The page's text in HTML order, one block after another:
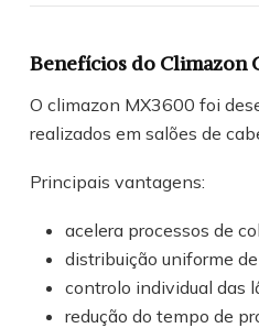
Benefícios do Climazon
O climazon MX3600 foi
realizados em salões de
Principais vantagens:
acelera processos de
distribuição uniforme
controlo individual das
redução do tempo de